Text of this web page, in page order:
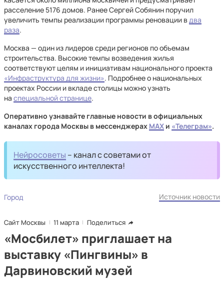
расселение 5176 домов. Ранее Сергей Собянин поручил
увеличить темпы реализации программы реновации в два
раза.
Москва — один из лидеров среди регионов по объемам
строительства. Высокие темпы возведения жилья
соответствуют целям и инициативам национального проекта
«Инфраструктура для жизни». Подробнее о национальных
проектах России и вкладе столицы можно узнать
на специальной странице.
Оперативно узнавайте главные новости в официальных
каналах города Москвы в мессенджерах MAX и «Телеграм».
Нейросоветы – канал с советами от
искусственного интеллекта!
Город Источник новости
Сайт Москвы 11 марта Поделиться
«Мосбилет» приглашает на
выставку «Пингвины» в
Дарвиновский музей